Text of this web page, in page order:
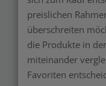
preislichen
überschreiten
die Produkte in
miteinander
Favoriten